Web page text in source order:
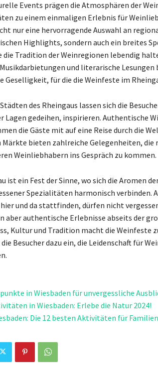
Events prägen die Atmosphären der
zu einem einmaligen Erlebnis für
nur eine hervorragende Auswahl an
Highlights, sondern auch ein breites
Tradition der Weinregionen lebendig
und literarische Lesungen
Geselligkeit, für die die Weinfeste im
des Rheingaus lassen sich die
Lagen gedeihen, inspirieren. Authentische
die Gäste mit auf eine Reise durch die
Märkte bieten zahlreiche Gelegenheiten,
Weinliebhabern ins Gespräch zu kommen.
ist ein Fest der Sinne, wo sich die Aromen
Spezialitäten harmonisch verbinden.
und da stattfinden, dürfen nicht
aber authentische Erlebnisse abseits der
Kultur und Tradition macht die Weinfeste
Besucher dazu ein, die Leidenschaft für
in Wiesbaden für unvergessliche
in Wiesbaden: Erlebe die Natur 2024!
Die 12 besten Aktivitäten für Familien